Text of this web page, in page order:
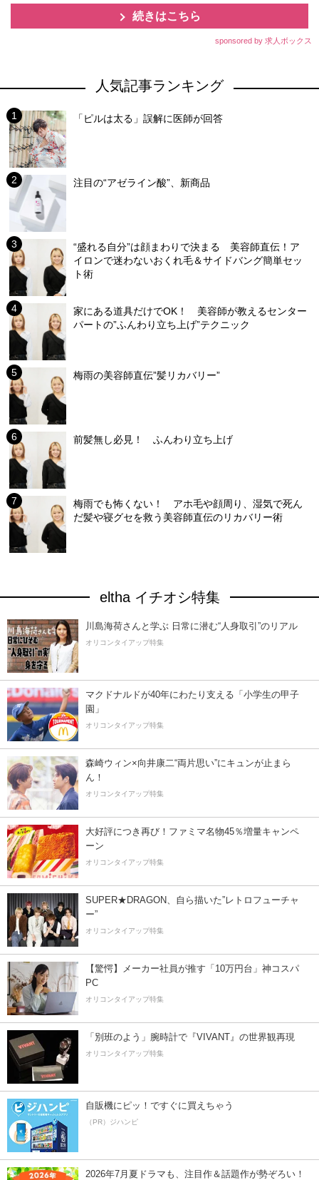
続きはこちら
sponsored by 求人ボックス
人気記事ランキング
「ピルは太る」誤解に医師が回答
注目の“アゼライン酸”、新商品
“盛れる自分”は顔まわりで決まる 美容師直伝！ア
イロンで迷わないおくれ毛＆サイドバング簡単セッ
ト術
家にある道具だけでOK！ 美容師が教えるセンター
パートの”ふんわり立ち上げ”テクニック
梅雨の美容師直伝”髪リカバリー”
前髪無し必見！ ふんわり立ち上げ
梅雨でも怖くない！ アホ毛や顔周り、湿気で死ん
だ髪や寝グセを救う美容師直伝のリカバリー術
eltha イチオシ特集
川島海荷さんと学ぶ 日常に潜む“人身取引”のリアル
オリコンタイアップ特集
マクドナルドが40年にわたり支える「小学生の甲子
園」
オリコンタイアップ特集
森崎ウィン×向井康二“両片思い”にキュンが止まら
ん！
オリコンタイアップ特集
大好評につき再び！ファミマ名物45％増量キャンペ
ーン
オリコンタイアップ特集
SUPER★DRAGON、自ら描いた”レトロフューチャ
ー”
オリコンタイアップ特集
【驚愕】メーカー社員が推す「10万円台」神コスパ
PC
オリコンタイアップ特集
「別班のよう」腕時計で『VIVANT』の世界観再現
オリコンタイアップ特集
自販機にピッ！ですぐに買えちゃう
（PR）ジハンピ
2026年7月夏ドラマも、注目作＆話題作が勢ぞろい！